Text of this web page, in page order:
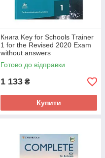
Книга Key for Schools Trainer
1 for the Revised 2020 Exam
without answers
(9781108525817) Cambridge
University Press
Готово до відправки
1 133 ₴
Купити